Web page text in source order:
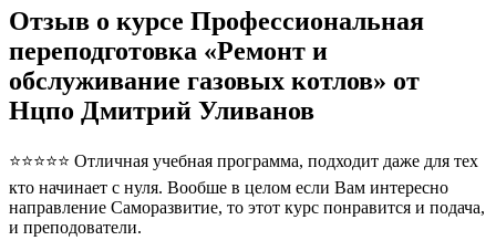
Отзыв о курсе Профессиональная
переподготовка «Ремонт и
обслуживание газовых котлов» от
Нцпо Дмитрий Уливанов
⭐⭐⭐⭐⭐ Отличная учебная программа, подходит даже для тех
кто начинает с нуля. Вообше в целом если Вам интересно
направление Саморазвитие, то этот курс понравится и подача,
и преподователи.